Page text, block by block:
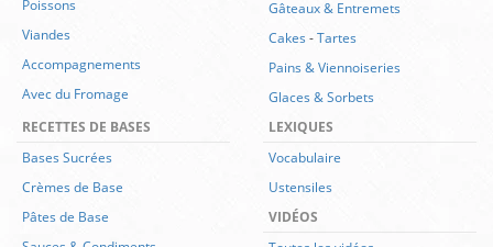
Poissons
Viandes
Accompagnements
Avec du Fromage
Gâteaux & Entremets
Cakes-Tartes
Pains & Viennoiseries
Glaces & Sorbets
RECETTES DE BASES
Bases Sucrées
Crèmes de Base
Pâtes de Base
LEXIQUES
Vocabulaire
Ustensiles
VIDÉOS